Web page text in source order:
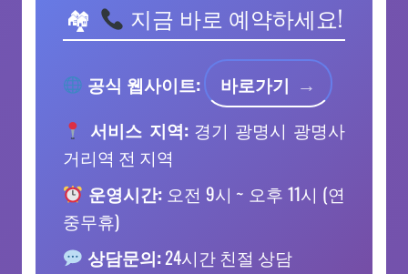
지금 바로 예약하세요!
공식 웹사이트:
바로가기
서비스 지역:경기 광명시 광명사
거리역 전 지역
운영시간:오전 9시 ~ 오후 11시 (연
중무휴)
상담문의:24시간 친절 상담